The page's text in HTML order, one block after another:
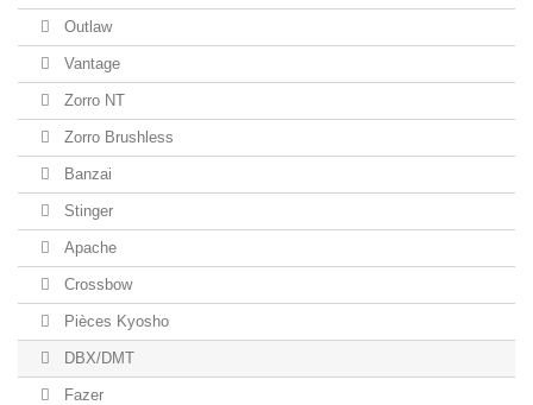
Outlaw
Vantage
Zorro NT
Zorro Brushless
Banzai
Stinger
Apache
Crossbow
Pièces Kyosho
DBX/DMT
Fazer